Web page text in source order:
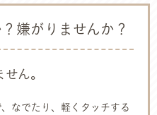
嫌がりませんか？
ん。
なでたり、軽くタッチする